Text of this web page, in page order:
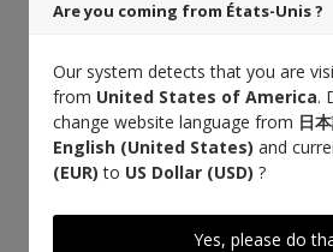
Are you coming from États-Unis ?
Our system detects that you are
from United States of America.
change website language from 日
English (United States) and
(EUR) to US Dollar (USD) ?
Yes, please do